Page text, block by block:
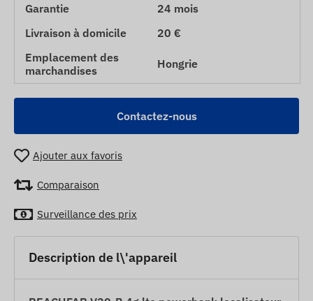
Garantie
24 mois
Livraison à domicile
20 €
Emplacement des
marchandises
Hongrie
Contactez-nous
Ajouter aux favoris
Comparaison
Surveillance des prix
Description de l\'appareil